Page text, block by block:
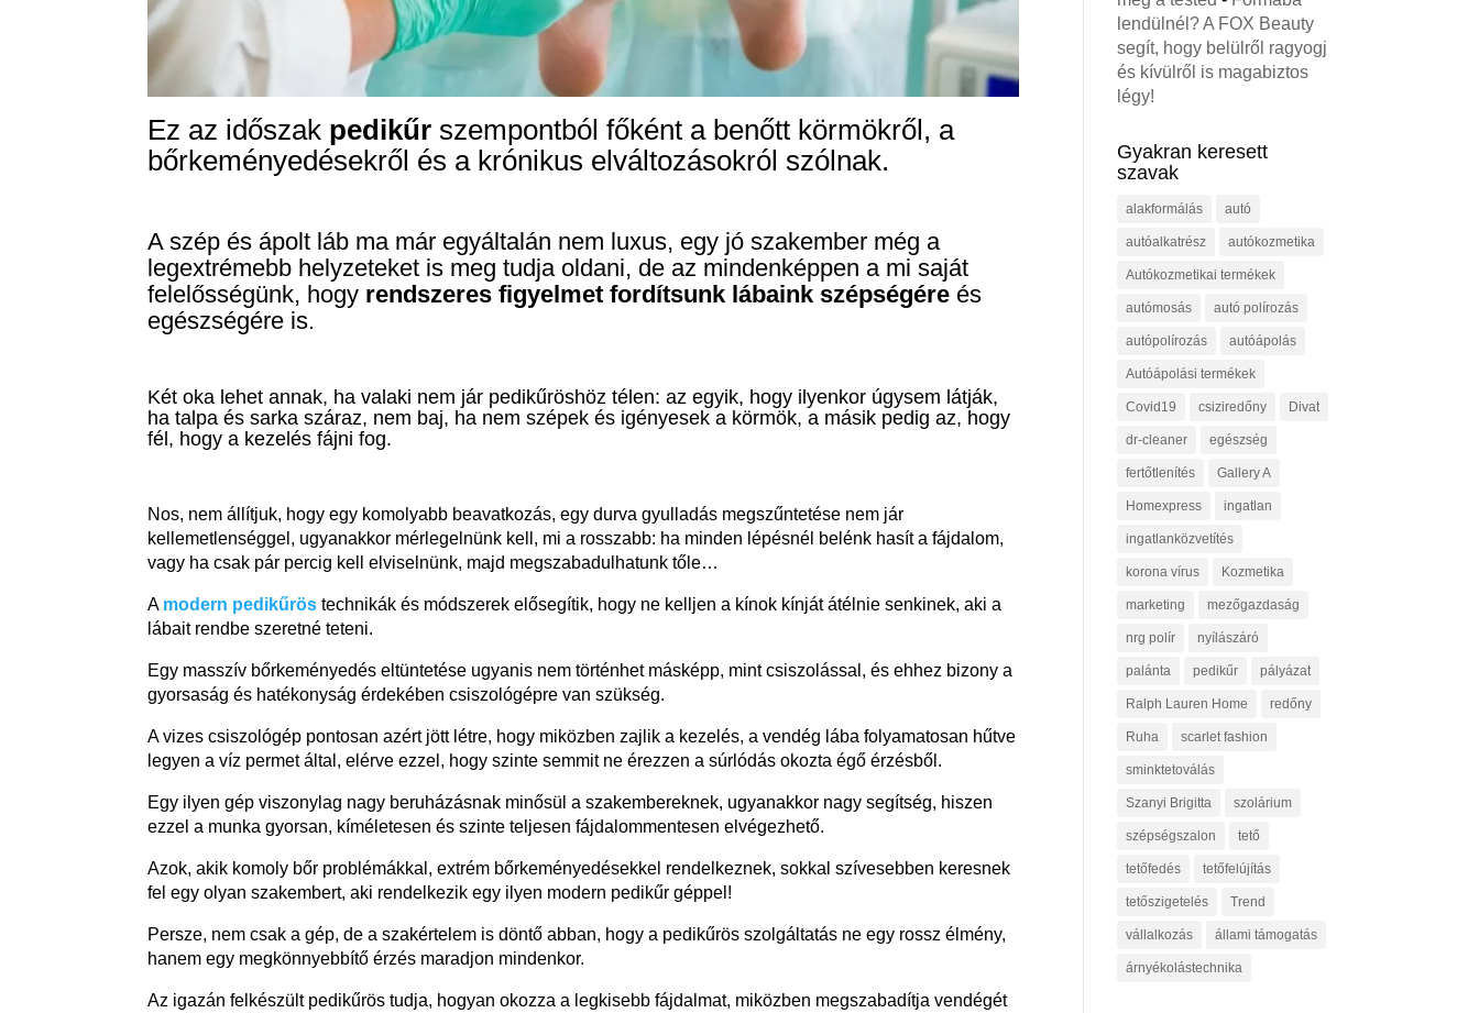
Ez az időszak pedikűr szempontból főként a benőtt körmökről, a
bőrkeményedésekről és a krónikus elváltozásokról szólnak.
A szép és ápolt láb ma már egyáltalán nem luxus, egy jó szakember még a
legextrémebb helyzeteket is meg tudja oldani, de az mindenképpen a mi saját
felelősségünk, hogy rendszeres figyelmet fordítsunk lábaink szépségére és
egészségére is.
Két oka lehet annak, ha valaki nem jár pedikűröshöz télen: az egyik, hogy ilyenkor úgysem látják,
ha talpa és sarka száraz, nem baj, ha nem szépek és igényesek a körmök, a másik pedig az, hogy
fél, hogy a kezelés fájni fog.
Nos, nem állítjuk, hogy egy komolyabb beavatkozás, egy durva gyulladás megszűntetése nem jár
kellemetlenséggel, ugyanakkor mérlegelnünk kell, mi a rosszabb: ha minden lépésnél belénk hasít a fájdalom,
vagy ha csak pár percig kell elviselnünk, majd megszabadulhatunk tőle…
A modern pedikűrös technikák és módszerek elősegítik, hogy ne kelljen a kínok kínját átélnie senkinek, aki a
lábait rendbe szeretné teteni.
Egy masszív bőrkeményedés eltüntetése ugyanis nem történhet másképp, mint csiszolással, és ehhez bizony a
gyorsaság és hatékonyság érdekében csiszológépre van szükség.
A vizes csiszológép pontosan azért jött létre, hogy miközben zajlik a kezelés, a vendég lába folyamatosan hűtve
legyen a víz permet által, elérve ezzel, hogy szinte semmit ne érezzen a súrlódás okozta égő érzésből.
Egy ilyen gép viszonylag nagy beruházásnak minősül a szakembereknek, ugyanakkor nagy segítség, hiszen
ezzel a munka gyorsan, kíméletesen és szinte teljesen fájdalommentesen elvégezhető.
Azok, akik komoly bőr problémákkal, extrém bőrkeményedésekkel rendelkeznek, sokkal szívesebben keresnek
fel egy olyan szakembert, aki rendelkezik egy ilyen modern pedikűr géppel!
Persze, nem csak a gép, de a szakértelem is döntő abban, hogy a pedikűrös szolgáltatás ne egy rossz élmény,
hanem egy megkönnyebbítő érzés maradjon mindenkor.
Az igazán felkészült pedikűrös tudja, hogyan okozza a legkisebb fájdalmat, miközben megszabadítja vendégét
lendülnél? A FOX Beauty
segít, hogy belülről ragyogj
és kívülről is magabiztos
légy!
Gyakran keresett
szavak
alakformálás autó
autóalkatrész autókozmetika
Autókozmetikai termékek
autómosás autó polírozás
autópolírozás autóápolás
Autóápolási termékek
Covid19 csiziredőny Divat
dr-cleaner egészség
fertőtlenítés Gallery A
Homexpress ingatlan
ingatlanközvetítés
korona vírus Kozmetika
marketing mezőgazdaság
nrg polír nyílászáró
palánta pedikűr pályázat
Ralph Lauren Home redőny
Ruha scarlet fashion
sminktetoválás
Szanyi Brigitta szolárium
szépségszalon tető
tetőfedés tetőfelújítás
tetőszigetelés Trend
vállalkozás állami támogatás
árnyékolástechnika